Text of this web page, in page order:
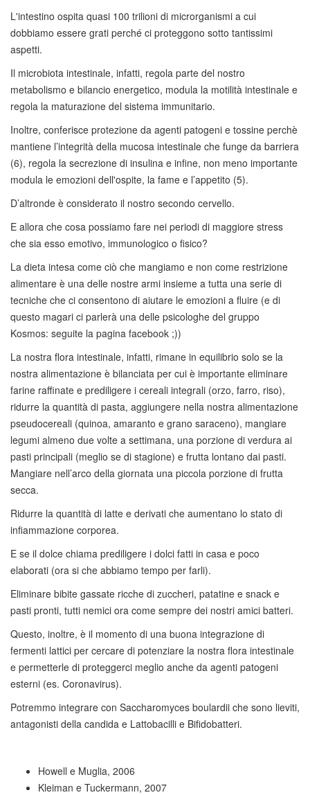
L'intestino ospita quasi 100 trilioni di microrganismi a cui
dobbiamo essere grati perché ci proteggono sotto tantissimi
aspetti.
Il microbiota intestinale, infatti, regola parte del nostro
metabolismo e bilancio energetico, modula la motilità intestinale e
regola la maturazione del sistema immunitario.
Inoltre, conferisce protezione da agenti patogeni e tossine perchè
mantiene l’integrità della mucosa intestinale che funge da barriera
(6), regola la secrezione di insulina e infine, non meno importante
modula le emozioni dell'ospite, la fame e l’appetito (5).
D’altronde è considerato il nostro secondo cervello.
E allora che cosa possiamo fare nei periodi di maggiore stress
che sia esso emotivo, immunologico o fisico?
La dieta intesa come ciò che mangiamo e non come restrizione
alimentare è una delle nostre armi insieme a tutta una serie di
tecniche che ci consentono di aiutare le emozioni a fluire (e di
questo magari ci parlerà una delle psicologhe del gruppo
Kosmos: seguite la pagina facebook ;))
La nostra flora intestinale, infatti, rimane in equilibrio solo se la
nostra alimentazione è bilanciata per cui è importante eliminare
farine raffinate e prediligere i cereali integrali (orzo, farro, riso),
ridurre la quantità di pasta, aggiungere nella nostra alimentazione
pseudocereali (quinoa, amaranto e grano saraceno), mangiare
legumi almeno due volte a settimana, una porzione di verdura ai
pasti principali (meglio se di stagione) e frutta lontano dai pasti.
Mangiare nell’arco della giornata una piccola porzione di frutta
secca.
Ridurre la quantità di latte e derivati che aumentano lo stato di
infiammazione corporea.
E se il dolce chiama prediligere i dolci fatti in casa e poco
elaborati (ora si che abbiamo tempo per farli).
Eliminare bibite gassate ricche di zuccheri, patatine e snack e
pasti pronti, tutti nemici ora come sempre dei nostri amici batteri.
Questo, inoltre, è il momento di una buona integrazione di
fermenti lattici per cercare di potenziare la nostra flora intestinale
e permetterle di proteggerci meglio anche da agenti patogeni
esterni (es. Coronavirus).
Potremmo integrare con Saccharomyces boulardii che sono lieviti,
antagonisti della candida e Lattobacilli e Bifidobatteri.
Howell e Muglia, 2006
Kleiman e Tuckermann, 2007